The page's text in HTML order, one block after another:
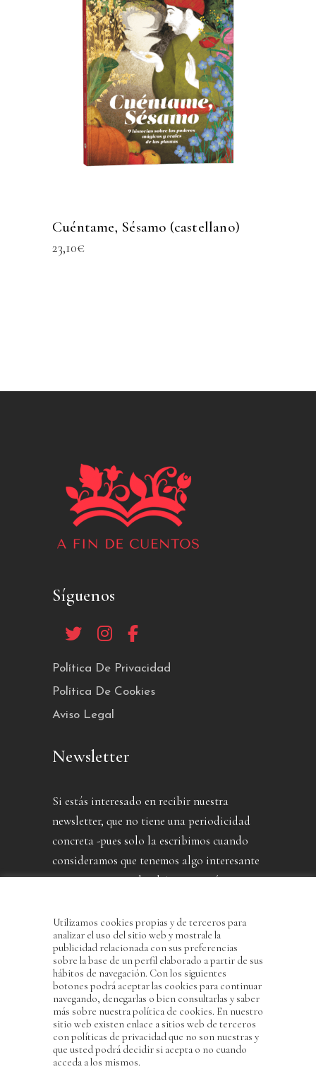
Cuéntame, Sésamo (castellano)
23,10€
Síguenos
Política De Privacidad
Política De Cookies
Aviso Legal
Newsletter
Si estás interesado en recibir nuestra
newsletter, que no tiene una periodicidad
concreta -pues solo la escribimos cuando
consideramos que tenemos algo interesante
que contarte- puedes dejarnos aquí tu
He leído y acepto la Política de Privacidad
Utilizamos cookies propias y de terceros para
analizar el uso del sitio web y mostrale la
publicidad relacionada con sus preferencias
sobre la base de un perfil elaborado a partir de sus
hábitos de navegación. Con los siguientes
botones podrá aceptar las cookies para continuar
navegando, denegarlas o bien consultarlas y saber
más sobre nuestra política de cookies. En nuestro
sitio web existen enlace a sitios web de terceros
con políticas de privacidad que no son nuestras y
que usted podrá decidir si acepta o no cuando
acceda a los mismos.